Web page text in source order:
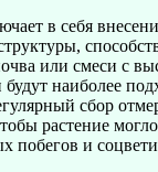
в себя
или смеси с
будут наиболее
сбор
растение
побегов и